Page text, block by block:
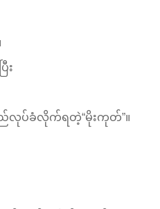
း
လုပ်ခံလိုက်ရတဲ့“မိုးကုတ်”။